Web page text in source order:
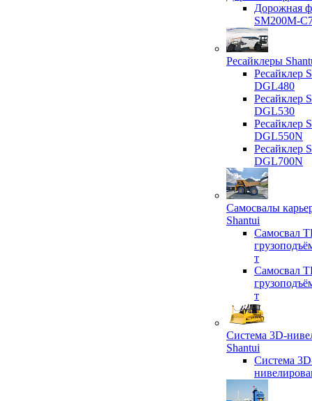
Дорожная
SM200M-
Ресайклеры
Ресайклер
DGL480
Ресайклер
DGL530
Ресайклер
DGL550N
Ресайклер
DGL700N
Самосвалы
Shantui
Самосвал
т
Самосвал
т
Система 3D-
Shantui
Система